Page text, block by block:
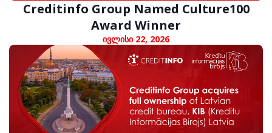
Creditinfo Group Named Culture100
Award Winner
ივლისი 22, 2026